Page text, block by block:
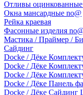
Отливы оцинкованные
Окна мансардные no@
Рейка краевая
Фасонные изделия
Мастика / Праймер /
Сайдинг
Docke / Дёке
Docke / Дёке
Docke / Дёке
Docke / Дёке Панель
Docke / Дёке Сайдинг